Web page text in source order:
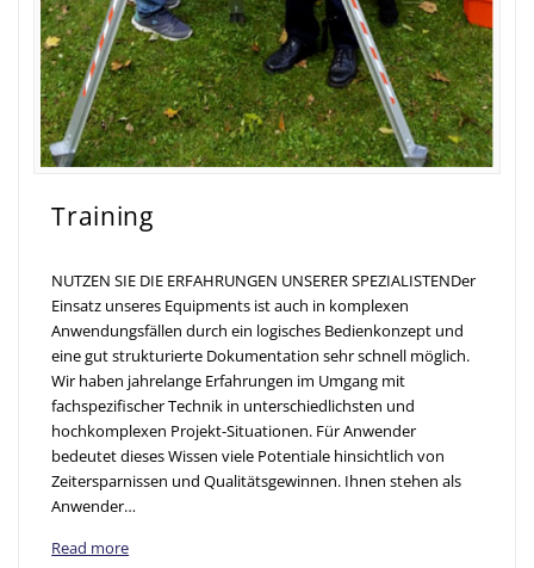
Training
NUTZEN SIE DIE ERFAHRUNGEN UNSERER SPEZIALISTENDer
Einsatz unseres Equipments ist auch in komplexen
Anwendungsfällen durch ein logisches Bedienkonzept und
eine gut strukturierte Dokumentation sehr schnell möglich.
Wir haben jahrelange Erfahrungen im Umgang mit
fachspezifischer Technik in unterschiedlichsten und
hochkomplexen Projekt-Situationen. Für Anwender
bedeutet dieses Wissen viele Potentiale hinsichtlich von
Zeitersparnissen und Qualitätsgewinnen. Ihnen stehen als
Anwender…
Read more